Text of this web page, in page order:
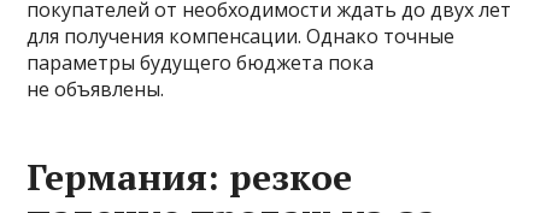
покупателей от необходимости ждать до двух лет
для получения компенсации. Однако точные
параметры будущего бюджета пока
не объявлены.
Германия: резкое